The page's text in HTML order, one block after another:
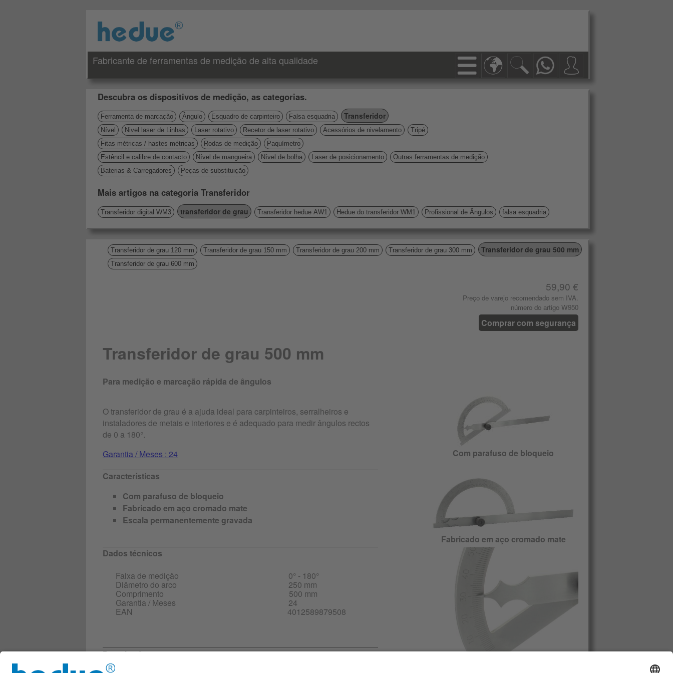
Fabricante de ferramentas de medição de alta qualidade
Descubra os dispositivos de medição, as categorias.
Ferramenta de marcação Ângulo Esquadro de carpinteiro Falsa esquadria Transferidor
Nível Nivel laser de Linhas Laser rotativo Recetor de laser rotativo Acessórios de nivelamento
Tripé
Fitas métricas / hastes métricas
Rodas de medição
Paquímetro
Estêncil e calibre de contacto
Nível de mangueira Nível de bolha Laser de posicionamento
Outras ferramentas de medição
Baterias & Carregadores
Peças de substituição
Mais artigos na categoria Transferidor
Transferidor digital WM3 transferidor de grau Transferidor hedue AW1 Hedue do transferidor WM1 Profissional de Ângulos falsa esquadria
Transferidor de grau 120 mm Transferidor de grau 150 mm Transferidor de grau 200 mm Transferidor de grau 300 mm Transferidor de grau 500 mm
Transferidor de grau 600 mm
59,90 €
Preço de varejo recomendado sem IVA.
número do artigo W950
Comprar com segurança
Transferidor de grau 500 mm
Para medição e marcação rápida de ângulos
O transferidor de grau é a ajuda ideal para carpinteiros, serralheiros e
instaladores de metais e interiores e é adequado para medir ângulos rectos
de 0 a 180°.
Garantia / Meses : 24
Características
Com parafuso de bloqueio
Fabricado em aço cromado mate
Escala permanentemente gravada
Dados técnicos
Faixa de medição
0° - 180°
Diâmetro do arco 250 mm
Comprimento 500 mm
Garantia / Meses 24
EAN 4012589879508
Downloads
Com parafuso de bloqueio
Fabricado em aço cromado mate